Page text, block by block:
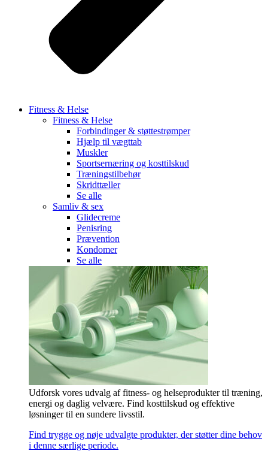
Fitness & Helse
Fitness & Helse
Forbindinger & støttestrømper
Hjælp til vægttab
Muskler
Sportsernæring og kosttilskud
Træningstilbehør
Skridttæller
Se alle
Samliv & sex
Glidecreme
Penisring
Prævention
Kondomer
Se alle
Udforsk vores udvalg af fitness- og helseprodukter til træning,
energi og daglig velvære. Find kosttilskud og effektive
løsninger til en sundere livsstil.
Find trygge og nøje udvalgte produkter, der støtter dine behov
i denne særlige periode.